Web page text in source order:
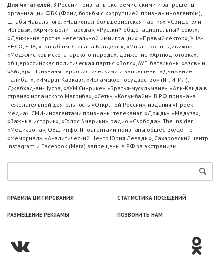
Для читателей: В России признаны экстремистскими и запрещены
организации ФБК (Фонд борьбы с коррупцией, признан иноагентом),
Штабы Навального, «Национал-большевистская партия», «Свидетели
Иеговы», «Армия воли народа», «Русский общенациональный союз»,
«Движение против нелегальной иммиграции», «Правый сектор», УНА-
УНСО, УПА, «Тризуб им. Степана Бандеры», «Мизантропик дивижн»,
«Меджлис крымскотатарского народа», движение «Артподготовка»,
общероссийская политическая партия «Воля», АУЕ, батальоны «Азов» и
«Айдар». Признаны террористическими и запрещены: «Движение
Талибан», «Имарат Кавказ», «Исламское государство» (ИГ, ИГИЛ),
Джебхад-ан-Нусра, «АУМ Синрике», «Братья-мусульмане», «Аль-Каида в
странах исламского Магриба», «Сеть», «Колумбайн». В РФ признана
нежелательной деятельность «Открытой России», издания «Проект
Медиа». СМИ-иноагентами признаны: телеканал «Дождь», «Медуза»,
«Важные истории», «Голос Америки», радио «Свобода», The Insider,
«Медиазона», ОВД-инфо. Иноагентами признаны общество/центр
«Мемориал», «Аналитический Центр Юрия Левады», Сахаровский центр.
Instagram и Facebook (Metа) запрещены в РФ за экстремизм.
ПРАВИЛА ЦИТИРОВАНИЯ СТАТИСТИКА ПОСЕЩЕНИЙ
РАЗМЕЩЕНИЕ РЕКЛАМЫ ПОЗВОНИТЬ НАМ